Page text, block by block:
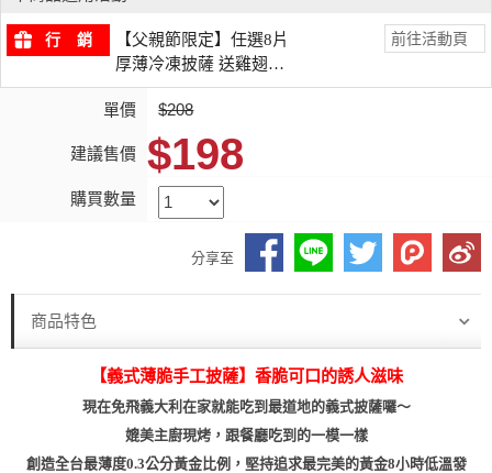
行 銷
【父親節限定】任選8片
厚薄冷凍披薩 送雞翅乙
份
前往活動頁
單價 $208
建議售價 $198
購買數量
分享至
商品特色
【義式薄脆手工披薩】香脆可口的誘人滋味
現在免飛義大利在家就能吃到最道地的義式披薩囉～
媲美主廚現烤，跟餐廳吃到的一模一樣
創造全台最薄度0.3公分黃金比例，堅持追求最完美的黃金8小時低溫發